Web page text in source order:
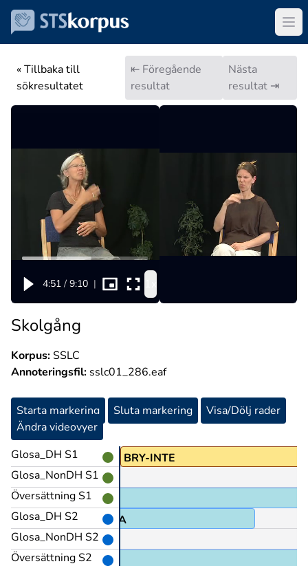
« Tillbaka till
sökresultatet
⇤ Föregående
resultat
Nästa
resultat ⇥
4:51 / 9:10 |
Skolgång
Korpus:SSLC
Annoteringsfil: sslc01_286.eaf
Starta markering Sluta markering
Visa/Dölj rader
Ändra videovyer
Glosa_DH S1
Glosa_NonDH S1
Översättning S1
Glosa_DH S2
Glosa_NonDH S2
Översättning S2
BRY-INTE
MÄRKA